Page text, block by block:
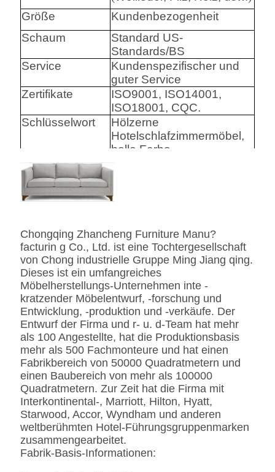
Größe
Kundenbezogenheit
Schaum
Standard US-
Standards/BS
Service
Kundenspezifischer und
guter Service
Zertifikate
ISO9001, ISO14001,
ISO18001, CQC.
Schlüsselwort
Hölzerne
Hotelschlafzimmermöbel,
helle Farbe
Harware
Hettich
Gewebe
Leder-/echtes
Leder-/Microfiber-Leder-
CA117 Standard oder
BS5852 Standardire des
Gewebe-/PU beständig
SS
Edelstahl #201 #304 #316,
bürstete oder
Spiegeloberfläche.
Fingerprintless
Verarbeitung
Marmor
Natürliches ausgeführt,
Kunde-spezifizierten
Chongqing Zhancheng Furniture Manu?
facturin g Co., Ltd. ist eine Tochtergesellschaft
von Chong industrielle Gruppe Ming Jiang qing.
Dieses ist ein umfangreiches
Möbelherstellungs-Unternehmen inte -
kratzender Möbelentwurf, -forschung und
Entwicklung, -produktion und -verkäufe. Der
Entwurf der Firma und r- u. d-Team hat mehr
als 100 Angestellte, hat die Produktionsbasis
mehr als 500 Fachmonteure und hat einen
Fabrikbereich von 50000 Quadratmetern und
einen Baubereich von mehr als 100000
Quadratmetern. Zur Zeit hat die Firma mit
Interkontinental-, Marriott, Hilton, Hyatt,
Starwood, Accor, Wyndham und anderen
weltberühmten Hotel-Führungsgruppenmarken
zusammengearbeitet.
Fabrik-Basis-Informationen: